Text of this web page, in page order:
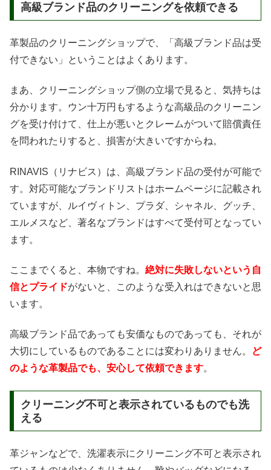
高級ブランド品のクリーニングを依頼できる
革製品のクリーニングショップで、「高級ブランド品は受
付できない」ということはよくあります。
まあ、クリーニングショップ側の立場で見ると、気持ちは
分かります。ウン十万円もするような高級品のクリーニン
グを受け付けて、仕上が悪いとクレームがついて賠償責任
を問われたりすると、損害が大きいですからね。
RINAVIS（リナビス）は、高級ブランド品の受付が可能で
す。対応可能なブランドリストはホームページに記載され
ていますが、ルイヴィトン、プラダ、シャネル、グッチ、
エルメスなど、著名なブランドはすべて受付可となってい
ます。
ここまでくると、本物ですね。 絶対に失敗しないという自
信とプライドがないと、このような受入れはできないと思
います。
高級ブランド品であっても安価なものであっても、それが
大切にしているものであることには変わりありません。
ど
のような革製品でも、安心して依頼できます。
クリーニング不可と表示されているものでも洗
える
革ジャンなどで、洗濯表示にクリーニング不可と表示され